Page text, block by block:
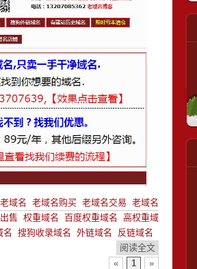
老域名 老域名购买 老域名交易 老域名
售 权重域名 百度权重域名
高权重域
名 搜狗收录域名 外链域名
反链域名
阅读全文
«
1 »